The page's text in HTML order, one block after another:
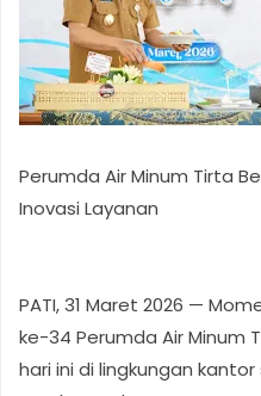
Perumda Air Minum Tirta
Inovasi Layanan
PATI, 31 Maret 2026 —
ke-34 Perumda Air Minum
hari ini di lingkungan